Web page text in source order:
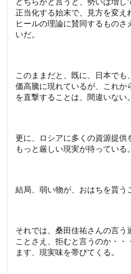
正当化する始末で、見方を変え
ヒールの理論に賛同するものさ
いだ。
このままだと、既に、日本でも
価高騰に現れているが、これか
を直撃することは、間違いない。
更に、ロシアに多くの資源提供
もっと厳しい現実が待っている。
結局、弱い物が、おはちを貰う
それでは、桑田佳祐さんの言う
ことさえ、拒むと言うのか・・
ます、現実味を帯びてくる。